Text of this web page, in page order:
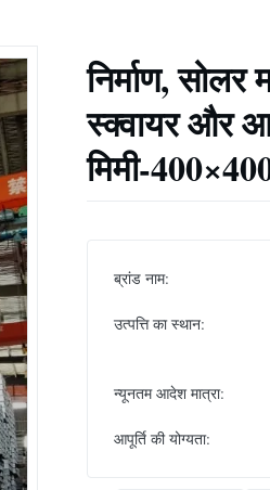
निर्माण,
स्क्वायर और
मिमी-
ब्रांड नाम:
उत्पत्ति का स्थान:
न्यूनतम आदेश मात्रा:
आपूर्ति की योग्यता: